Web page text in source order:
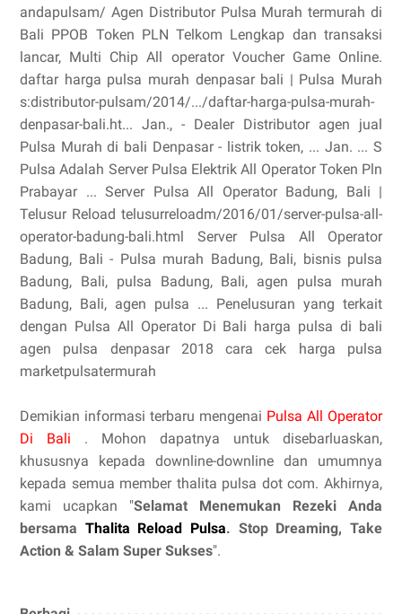
andapulsam/ Agen Distributor Pulsa Murah termurah di
Bali PPOB Token PLN Telkom Lengkap dan transaksi
lancar, Multi Chip All operator Voucher Game Online.
daftar harga pulsa murah denpasar bali | Pulsa Murah
s:distributor-pulsam/2014/.../daftar-harga-pulsa-murah-
denpasar-bali.ht... Jan., - Dealer Distributor agen jual
Pulsa Murah di bali Denpasar - listrik token, ... Jan. ... S
Pulsa Adalah Server Pulsa Elektrik All Operator Token Pln
Prabayar ... Server Pulsa All Operator Badung, Bali |
Telusur Reload telusurreloadm/2016/01/server-pulsa-all-
operator-badung-bali.html Server Pulsa All Operator
Badung, Bali - Pulsa murah Badung, Bali, bisnis pulsa
Badung, Bali, pulsa Badung, Bali, agen pulsa murah
Badung, Bali, agen pulsa ... Penelusuran yang terkait
dengan Pulsa All Operator Di Bali harga pulsa di bali
agen pulsa denpasar 2018 cara cek harga pulsa
marketpulsatermurah
Demikian informasi terbaru mengenai Pulsa All Operator
Di Bali . Mohon dapatnya untuk disebarluaskan,
khususnya kepada downline-downline dan umumnya
kepada semua member thalita pulsa dot com. Akhirnya,
kami ucapkan "Selamat Menemukan Rezeki Anda
bersama Thalita Reload Pulsa. Stop Dreaming, Take
Action & Salam Super Sukses".